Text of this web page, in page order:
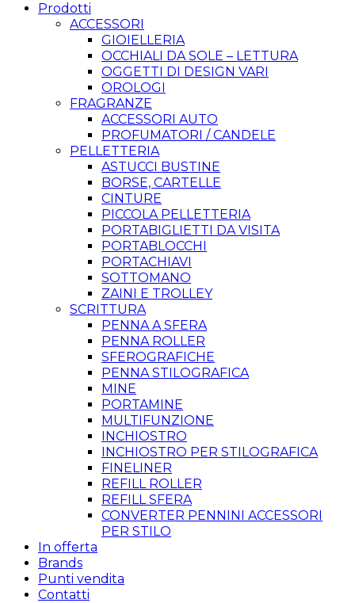
Prodotti
ACCESSORI
GIOIELLERIA
OCCHIALI DA SOLE – LETTURA
OGGETTI DI DESIGN VARI
OROLOGI
FRAGRANZE
ACCESSORI AUTO
PROFUMATORI / CANDELE
PELLETTERIA
ASTUCCI BUSTINE
BORSE, CARTELLE
CINTURE
PICCOLA PELLETTERIA
PORTABIGLIETTI DA VISITA
PORTABLOCCHI
PORTACHIAVI
SOTTOMANO
ZAINI E TROLLEY
SCRITTURA
PENNA A SFERA
PENNA ROLLER
SFEROGRAFICHE
PENNA STILOGRAFICA
MINE
PORTAMINE
MULTIFUNZIONE
INCHIOSTRO
INCHIOSTRO PER STILOGRAFICA
FINELINER
REFILL ROLLER
REFILL SFERA
CONVERTER PENNINI ACCESSORI
PER STILO
In offerta
Brands
Punti vendita
Contatti